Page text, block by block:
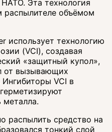
Эта технология
распылителе объёмом
использует технологию
(VCI), создавая
«защитный купол»,
от вызывающих
VCI в
распылить средство на
тонкий слой